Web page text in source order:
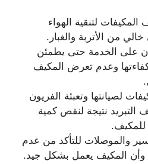
لتنقية الهواء
من الأتربة والغبار.
على الخدمة حتى يطمئن
وعدم تعرض المكيف
لصيانتها وتعبئة الفريون
نتيجة لنقص كمية
للمكيف.
والموصلات للتأكد من عدم
وأن المكيف يعمل بشكل جيد.